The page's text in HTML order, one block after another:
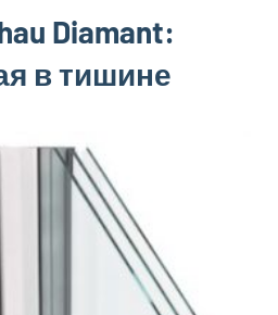
Diamant:
в тишине